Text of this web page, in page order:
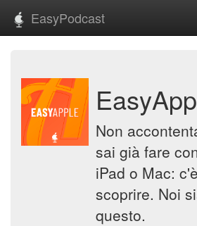
EasyPodcast
Non
sai già fare
iPad o Mac:
scoprire. Noi
questo.